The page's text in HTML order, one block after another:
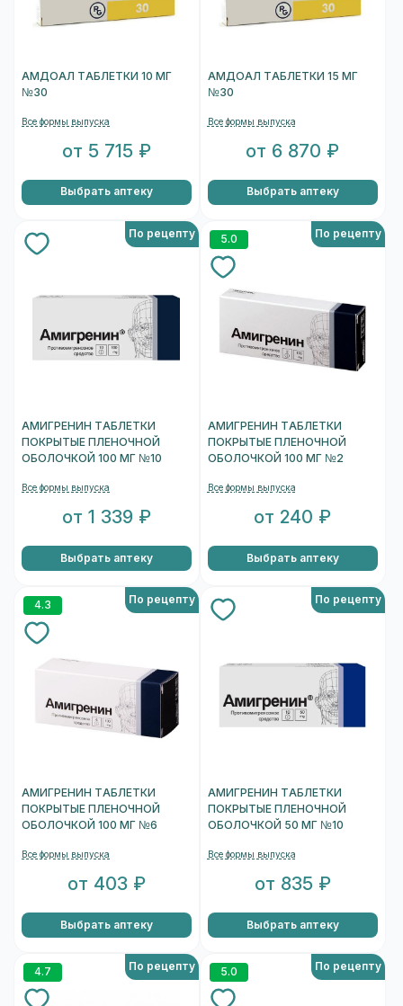
АМДОАЛ ТАБЛЕТКИ 10 МГ
№30
Все формы выпуска
от 5 715 ₽
Выбрать аптеку
АМДОАЛ ТАБЛЕТКИ 15 МГ
№30
Все формы выпуска
от 6 870 ₽
Выбрать аптеку
По рецепту
АМИГРЕНИН ТАБЛЕТКИ
ПОКРЫТЫЕ ПЛЕНОЧНОЙ
ОБОЛОЧКОЙ 100 МГ №10
Все формы выпуска
от 1 339 ₽
Выбрать аптеку
5.0 По рецепту
АМИГРЕНИН ТАБЛЕТКИ
ПОКРЫТЫЕ ПЛЕНОЧНОЙ
ОБОЛОЧКОЙ 100 МГ №2
Все формы выпуска
от 240 ₽
Выбрать аптеку
4.3 По рецепту
АМИГРЕНИН ТАБЛЕТКИ
ПОКРЫТЫЕ ПЛЕНОЧНОЙ
ОБОЛОЧКОЙ 100 МГ №6
Все формы выпуска
от 403 ₽
Выбрать аптеку
По рецепту
АМИГРЕНИН ТАБЛЕТКИ
ПОКРЫТЫЕ ПЛЕНОЧНОЙ
ОБОЛОЧКОЙ 50 МГ №10
Все формы выпуска
от 835 ₽
Выбрать аптеку
4.7 По рецепту 5.0 По рецепту